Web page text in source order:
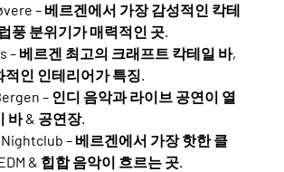
– 베르겐에서 가장 감성적인 칵테
풍 분위기가 매력적인 곳.
– 베르겐 최고의 크래프트 칵테일 바,
적인 인테리어가 특징.
– 인디 음악과 라이브 공연이 열
바 & 공연장.
– 베르겐에서 가장 핫한 클
& 힙합 음악이 흐르는 곳.